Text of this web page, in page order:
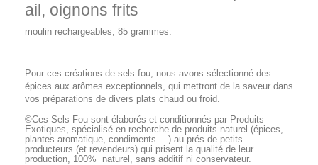
ail, oignons frits
moulin rechargeables, 85 grammes.
Pour ces créations de sels fou, nous avons sélectionné des
épices aux arômes exceptionnels, qui mettront de la saveur dans
vos préparations de divers plats chaud ou froid.
©Ces Sels Fou sont élaborés et conditionnés par Produits
Exotiques, spécialisé en recherche de produits naturel (épices,
plantes aromatique, condiments …) au prés de petits
producteurs (et revendeurs) qui prisent la qualité de leur
production, 100% naturel, sans additif ni conservateur.